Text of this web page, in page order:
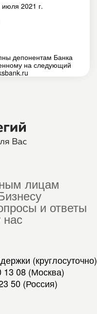
июля 2021 г.
депонентам Банка
на следующий
лицам
и ответы
нас
(круглосуточно)
13 08 (Москва)
50 (Россия)